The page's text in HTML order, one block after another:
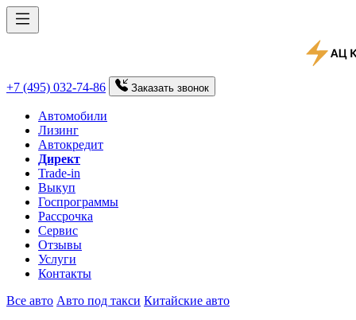
+7 (495) 032-74-86 Заказать звонок
Автомобили
Лизинг
Автокредит
Директ
Trade-in
Выкуп
Госпрограммы
Рассрочка
Сервис
Отзывы
Услуги
Контакты
Все авто Авто под такси Китайские авто